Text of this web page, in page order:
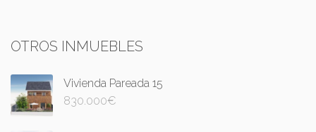
OTROS INMUEBLES
Vivienda Pareada 15
830.000€